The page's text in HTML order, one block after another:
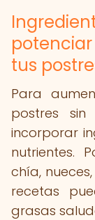
tus
Para
postres sin
incorporar
nutrientes.
chía,
recetas
grasas